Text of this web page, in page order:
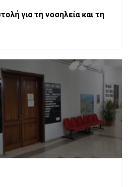
για τη νοσηλεία και τη